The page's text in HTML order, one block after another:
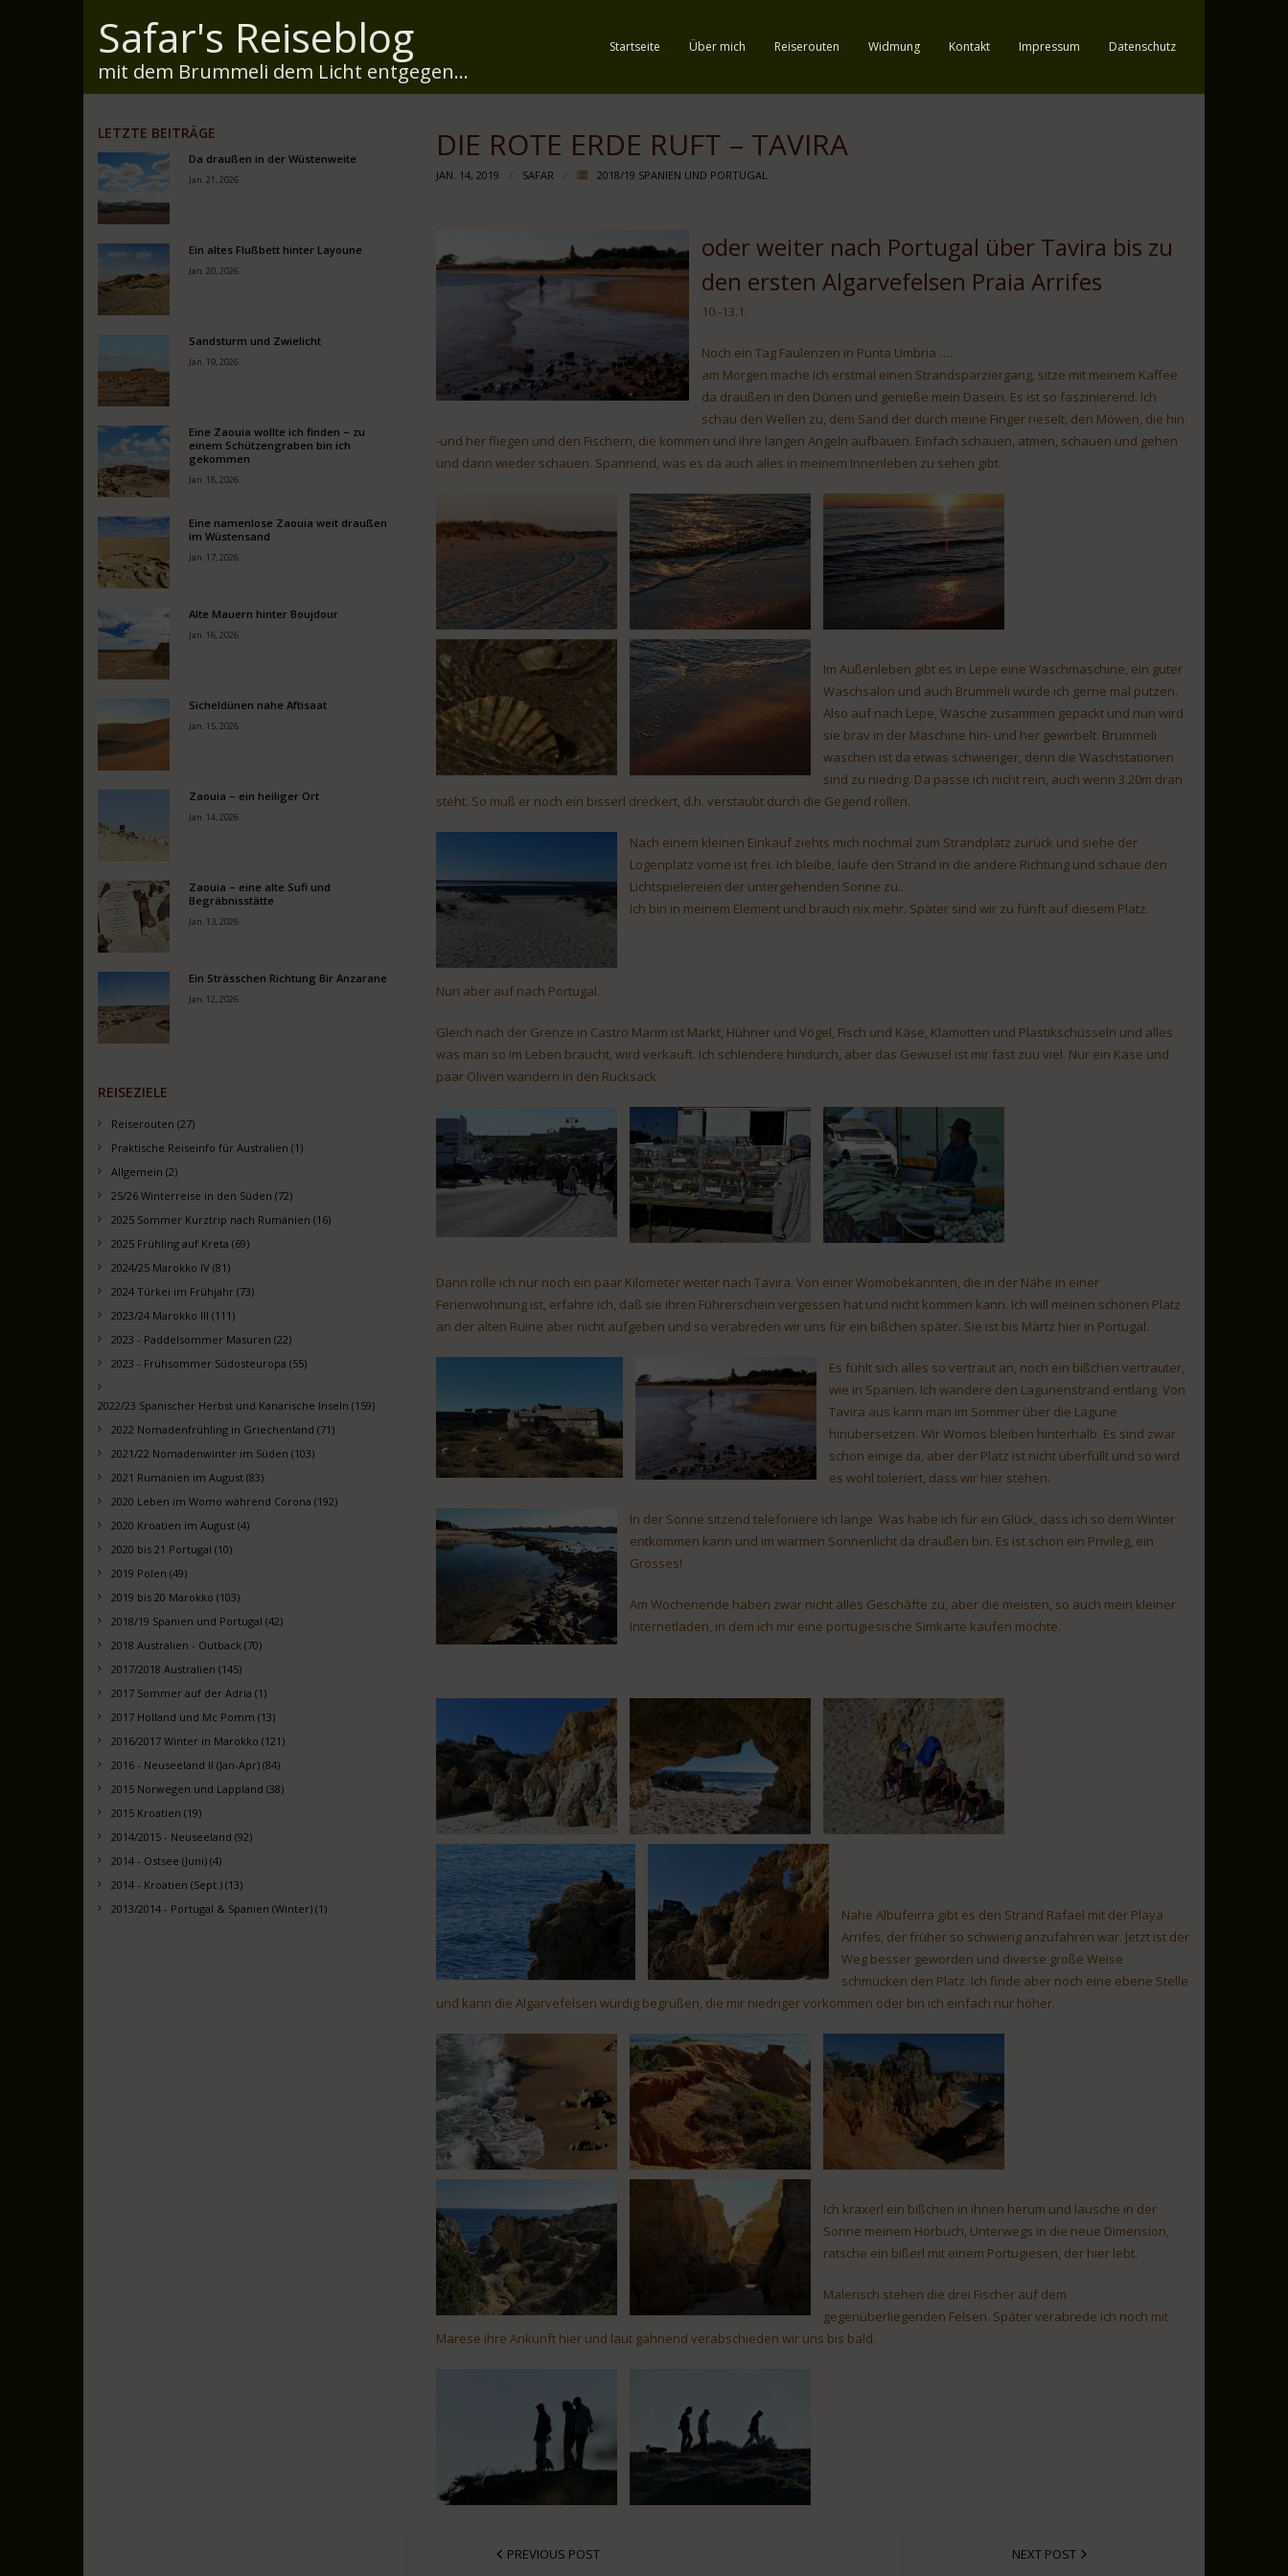
Safar's Reiseblog
mit dem Brummeli dem Licht entgegen...
Startseite Über mich Reiserouten Widmung Kontakt Impressum Datenschutz
DIE ROTE ERDE RUFT – TAVIRA
JAN. 14, 2019 SAFAR 2018/19 SPANIEN UND PORTUGAL
oder weiter nach Portugal über Tavira bis zu
den ersten Algarvefelsen Praia Arrifes
10.-13.1.
Noch ein Tag Faulenzen in Punta Umbria ….
am Morgen mache ich erstmal einen Strandsparziergang, sitze mit meinem Kaffee
da draußen in den Dünen und genieße mein Dasein. Es ist so faszinierend. Ich
schau den Wellen zu, dem Sand der durch meine Finger rieselt, den Möwen, die hin
-und her fliegen und den Fischern, die kommen und ihre langen Angeln aufbauen. Einfach schauen, atmen, schauen und gehen
und dann wieder schauen. Spannend, was es da auch alles in meinem Innenleben zu sehen gibt.
Im Außenleben gibt es in Lepe eine Waschmaschine, ein guter
Waschsalon und auch Brummeli würde ich gerne mal putzen.
Also auf nach Lepe, Wäsche zusammen gepackt und nun wird
sie brav in der Maschine hin- und her gewirbelt. Brummeli
waschen ist da etwas schwieriger, denn die Waschstationen
sind zu niedrig. Da passe ich nicht rein, auch wenn 3.20m dran
steht. So muß er noch ein bisserl dreckert, d.h. verstaubt durch die Gegend rollen.
Nach einem kleinen Einkauf ziehts mich nochmal zum Strandplatz zurück und siehe der
Logenplatz vorne ist frei. Ich bleibe, laufe den Strand in die andere Richtung und schaue den
Lichtspielereien der untergehenden Sonne zu..
Ich bin in meinem Element und brauch nix mehr. Später sind wir zu fünft auf diesem Platz.
Nun aber auf nach Portugal.
Gleich nach der Grenze in Castro Marim ist Markt, Hühner und Vögel, Fisch und Käse, Klamotten und Plastikschüsseln und alles
was man so im Leben braucht, wird verkauft. Ich schlendere hindurch, aber das Gewusel ist mir fast zuu viel. Nur ein Käse und
paar Oliven wandern in den Rucksack.
Dann rolle ich nur noch ein paar Kilometer weiter nach Tavira. Von einer Womobekannten, die in der Nähe in einer
Ferienwohnung ist, erfahre ich, daß sie ihren Führerschein vergessen hat und nicht kommen kann. Ich will meinen schönen Platz
an der alten Ruine aber nicht aufgeben und so verabreden wir uns für ein bißchen später. Sie ist bis Märtz hier in Portugal.
Es fühlt sich alles so vertraut an, noch ein bißchen vertrauter,
wie in Spanien. Ich wandere den Lagunenstrand entlang. Von
Tavira aus kann man im Sommer über die Lagune
hinübersetzen. Wir Womos bleiben hinterhalb. Es sind zwar
schon einige da, aber der Platz ist nicht überfüllt und so wird
es wohl toleriert, dass wir hier stehen.
In der Sonne sitzend telefoniere ich lange. Was habe ich für ein Glück, dass ich so dem Winter
entkommen kann und im warmen Sonnenlicht da draußen bin. Es ist schon ein Privileg, ein
Grosses!
Am Wochenende haben zwar nicht alles Geschäfte zu, aber die meisten, so auch mein kleiner
Internetladen, in dem ich mir eine portugiesische Simkarte kaufen möchte.
Nahe Albufeirra gibt es den Strand Rafael mit der Playa
Arrifes, der früher so schwierig anzufahren war. Jetzt ist der
Weg besser geworden und diverse große Weise
schmücken den Platz. Ich finde aber noch eine ebene Stelle
und kann die Algarvefelsen würdig begrüßen, die mir niedriger vorkommen oder bin ich einfach nur höher.
Ich kraxerl ein bißchen in ihnen herum und lausche in der
Sonne meinem Hörbuch, Unterwegs in die neue Dimension,
ratsche ein bißerl mit einem Portugiesen, der hier lebt.
Malerisch stehen die drei Fischer auf dem
gegenüberliegenden Felsen. Später verabrede ich noch mit
Marese ihre Ankunft hier und laut gähnend verabschieden wir uns bis bald.
PREVIOUS POST NEXT POST
LETZTE BEITRÄGE
Da draußen in der Wüstenweite
Jan. 21, 2026
Ein altes Flußbett hinter Layoune
Jan. 20, 2026
Sandsturm und Zwielicht
Jan. 19, 2026
Eine Zaouia wollte ich finden – zu
einem Schützengraben bin ich
gekommen
Jan. 18, 2026
Eine namenlose Zaouia weit draußen
im Wüstensand
Jan. 17, 2026
Alte Mauern hinter Boujdour
Jan. 16, 2026
Sicheldünen nahe Aftisaat
Jan. 15, 2026
Zaouia – ein heiliger Ort
Jan. 14, 2026
Zaouia – eine alte Sufi und
Begräbnisstätte
Jan. 13, 2026
Ein Strässchen Richtung Bir Anzarane
Jan. 12, 2026
REISEZIELE
Reiserouten (27)
Praktische Reiseinfo für Australien (1)
Allgemein (2)
25/26 Winterreise in den Süden (72)
2025 Sommer Kurztrip nach Rumänien (16)
2025 Frühling auf Kreta (69)
2024/25 Marokko IV (81)
2024 Türkei im Frühjahr (73)
2023/24 Marokko III (111)
2023 - Paddelsommer Masuren (22)
2023 - Frühsommer Südosteuropa (55)
2022/23 Spanischer Herbst und Kanarische Inseln (159)
2022 Nomadenfrühling in Griechenland (71)
2021/22 Nomadenwinter im Süden (103)
2021 Rumänien im August (83)
2020 Leben im Womo während Corona (192)
2020 Kroatien im August (4)
2020 bis 21 Portugal (10)
2019 Polen (49)
2019 bis 20 Marokko (103)
2018/19 Spanien und Portugal (42)
2018 Australien - Outback (70)
2017/2018 Australien (145)
2017 Sommer auf der Adria (1)
2017 Holland und Mc Pomm (13)
2016/2017 Winter in Marokko (121)
2016 - Neuseeland II (Jan-Apr) (84)
2015 Norwegen und Lappland (38)
2015 Kroatien (19)
2014/2015 - Neuseeland (92)
2014 - Ostsee (Juni) (4)
2014 - Kroatien (Sept.) (13)
2013/2014 - Portugal & Spanien (Winter) (1)